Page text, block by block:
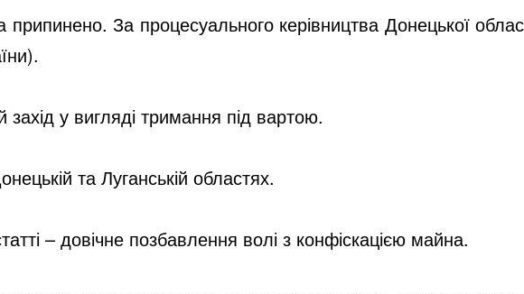
припинено. За процесуального керівництва Донецької
у вигляді тримання під вартою.
та Луганській областях.
– довічне позбавлення волі з конфіскацією майна.